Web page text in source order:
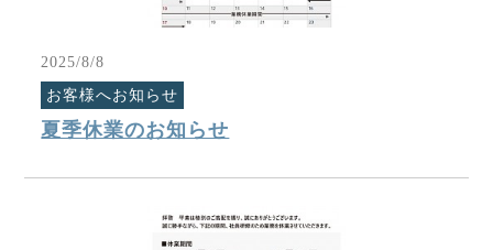
2025/8/8
お客様へお知らせ
夏季休業のお知らせ